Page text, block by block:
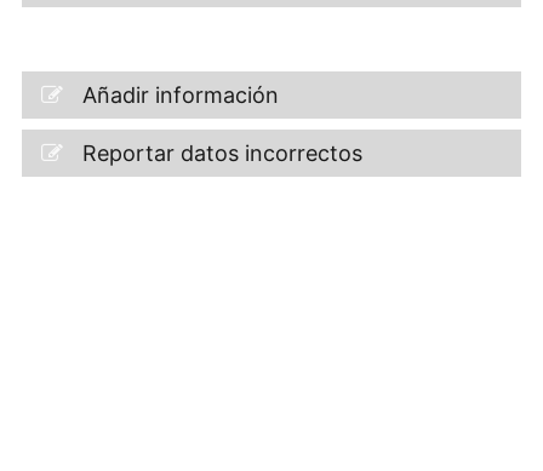
Añadir información
Reportar datos incorrectos